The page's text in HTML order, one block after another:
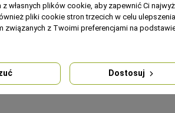
зависимости от сезона
naszej ofercie można również znaleźć
od wyglądu w rzeczywistości. Nie
z własnych plików cookie, aby zapewnić Ci
pliki cookie stron trzecich w celu
związanych z Twoimi preferencjami na
Dostosuj